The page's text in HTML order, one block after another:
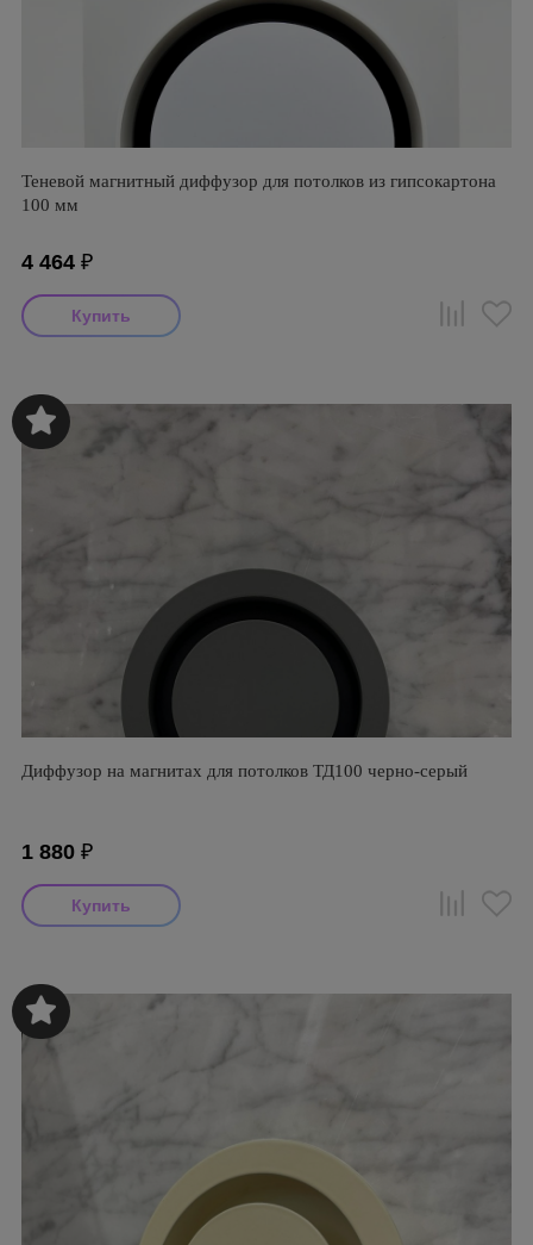
Теневой магнитный диффузор для потолков из гипсокартона
100 мм
4 464 ₽
Диффузор на магнитах для потолков ТД100 черно-серый
1 880 ₽